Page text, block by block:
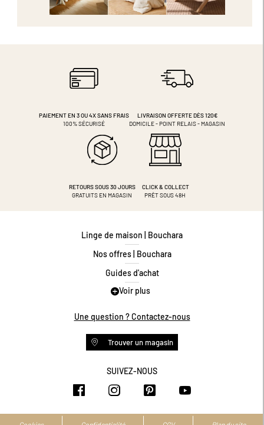
PAIEMENT EN 3 OU 4XSANS FRAIS
100% SÉCURISÉ
LIVRAISON OFFERTE DÈS 120€
DOMICILE - POINT RELAIS - MAGASIN
RETOURS SOUS 30 JOURS
GRATUITS EN MAGASIN
CLICK & COLLECT
PRÊT SOUS 48H
Linge de maison | Bouchara
Nos offres | Bouchara
Guides d'achat
Guide des tailles
Programme de fidélité
Conditions des offres
Livraison et retours
Voir plus
Une question ? Contactez-nous
Trouver un magasin
SUIVEZ-NOUS
https://www.facebook.com/
https://https://